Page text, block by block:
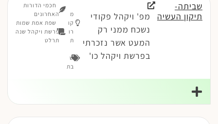
שביתה-
תיקון העשיה
מפ' ויקהל פקודי
נשכח ממני רק
המעט אשר נזכרתי
בפרשת ויקהל כו'
מ
קו
רו
ת
ש
בת
חכמי הדורות
האחרונים
שפת אמת שמות
פרשת ויקהל שנה
תרלט